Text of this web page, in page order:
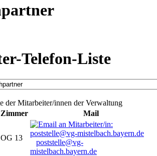
Telefon-Liste
der Mitarbeiter/innen der Verwaltung
Zimmer Mail
OG 13
poststelle@vg-
mistelbach.bayern.de